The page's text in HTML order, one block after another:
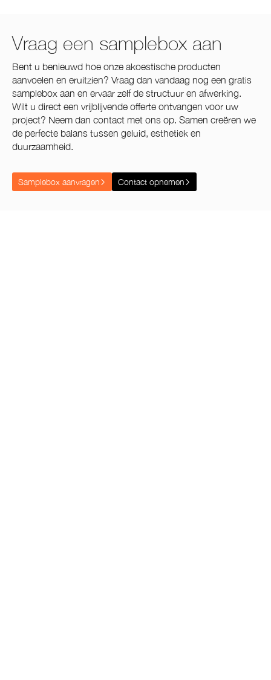
Vraag een samplebox aan
Bent u benieuwd hoe onze akoestische producten
aanvoelen en eruitzien? Vraag dan vandaag nog een gratis
samplebox aan en ervaar zelf de structuur en afwerking.
Wilt u direct een vrijblijvende offerte ontvangen voor uw
project? Neem dan contact met ons op. Samen creëren we
de perfecte balans tussen geluid, esthetiek en
duurzaamheid.
Samplebox aanvragen Contact opnemen